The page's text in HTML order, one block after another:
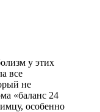
у этих
все
не
«баланс 24
особенно